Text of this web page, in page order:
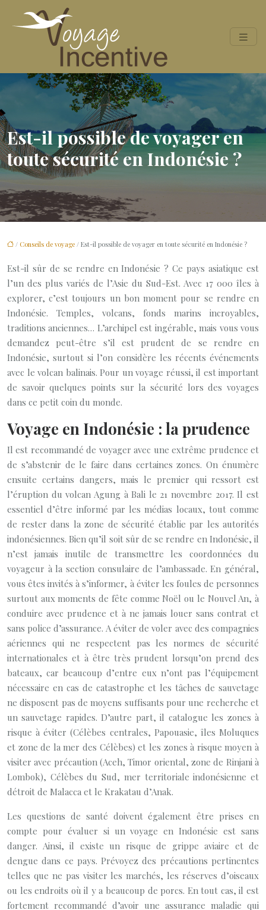
Est-il possible de voyager en
toute sécurité en Indonésie ?
/ Conseils de voyage / Est-il possible de voyager en toute sécurité en Indonésie ?
Est-il sûr de se rendre en Indonésie ? Ce pays asiatique est
l’un des plus variés de l’Asie du Sud-Est. Avec 17 000 îles à
explorer, c’est toujours un bon moment pour se rendre en
Indonésie. Temples, volcans, fonds marins incroyables,
traditions anciennes… L’archipel est ingérable, mais vous vous
demandez peut-être s’il est prudent de se rendre en
Indonésie, surtout si l’on considère les récents événements
avec le volcan balinais. Pour un voyage réussi, il est important
de savoir quelques points sur la sécurité lors des voyages
dans ce petit coin du monde.
Voyage en Indonésie : la prudence
Il est recommandé de voyager avec une extrême prudence et
de s’abstenir de le faire dans certaines zones. On énumère
ensuite certains dangers, mais le premier qui ressort est
l’éruption du volcan Agung à Bali le 21 novembre 2017. Il est
essentiel d’être informé par les médias locaux, tout comme
de rester dans la zone de sécurité établie par les autorités
indonésiennes. Bien qu’il soit sûr de se rendre en Indonésie, il
n’est jamais inutile de transmettre les coordonnées du
voyageur à la section consulaire de l’ambassade. En général,
vous êtes invités à s’informer, à éviter les foules de personnes
surtout aux moments de fête comme Noël ou le Nouvel An, à
conduire avec prudence et à ne jamais louer sans contrat et
sans police d’assurance. A éviter de voler avec des compagnies
aériennes qui ne respectent pas les normes de sécurité
internationales et à être très prudent lorsqu’on prend des
bateaux, car beaucoup d’entre eux n’ont pas l’équipement
nécessaire en cas de catastrophe et les tâches de sauvetage
ne disposent pas de moyens suffisants pour une recherche et
un sauvetage rapides. D’autre part, il catalogue les zones à
risque à éviter (Célèbes centrales, Papouasie, îles Moluques
et zone de la mer des Célèbes) et les zones à risque moyen à
visiter avec précaution (Aceh, Timor oriental, zone de Rinjani à
Lombok), Célèbes du Sud, mer territoriale indonésienne et
détroit de Malacca et le Krakatau d’Anak.
Les questions de santé doivent également être prises en
compte pour évaluer si un voyage en Indonésie est sans
danger. Ainsi, il existe un risque de grippe aviaire et de
dengue dans ce pays. Prévoyez des précautions pertinentes
telles que ne pas visiter les marchés, les réserves d’oiseaux
ou les endroits où il y a beaucoup de porcs. En tout cas, il est
fortement recommandé d’avoir une assurance maladie qui